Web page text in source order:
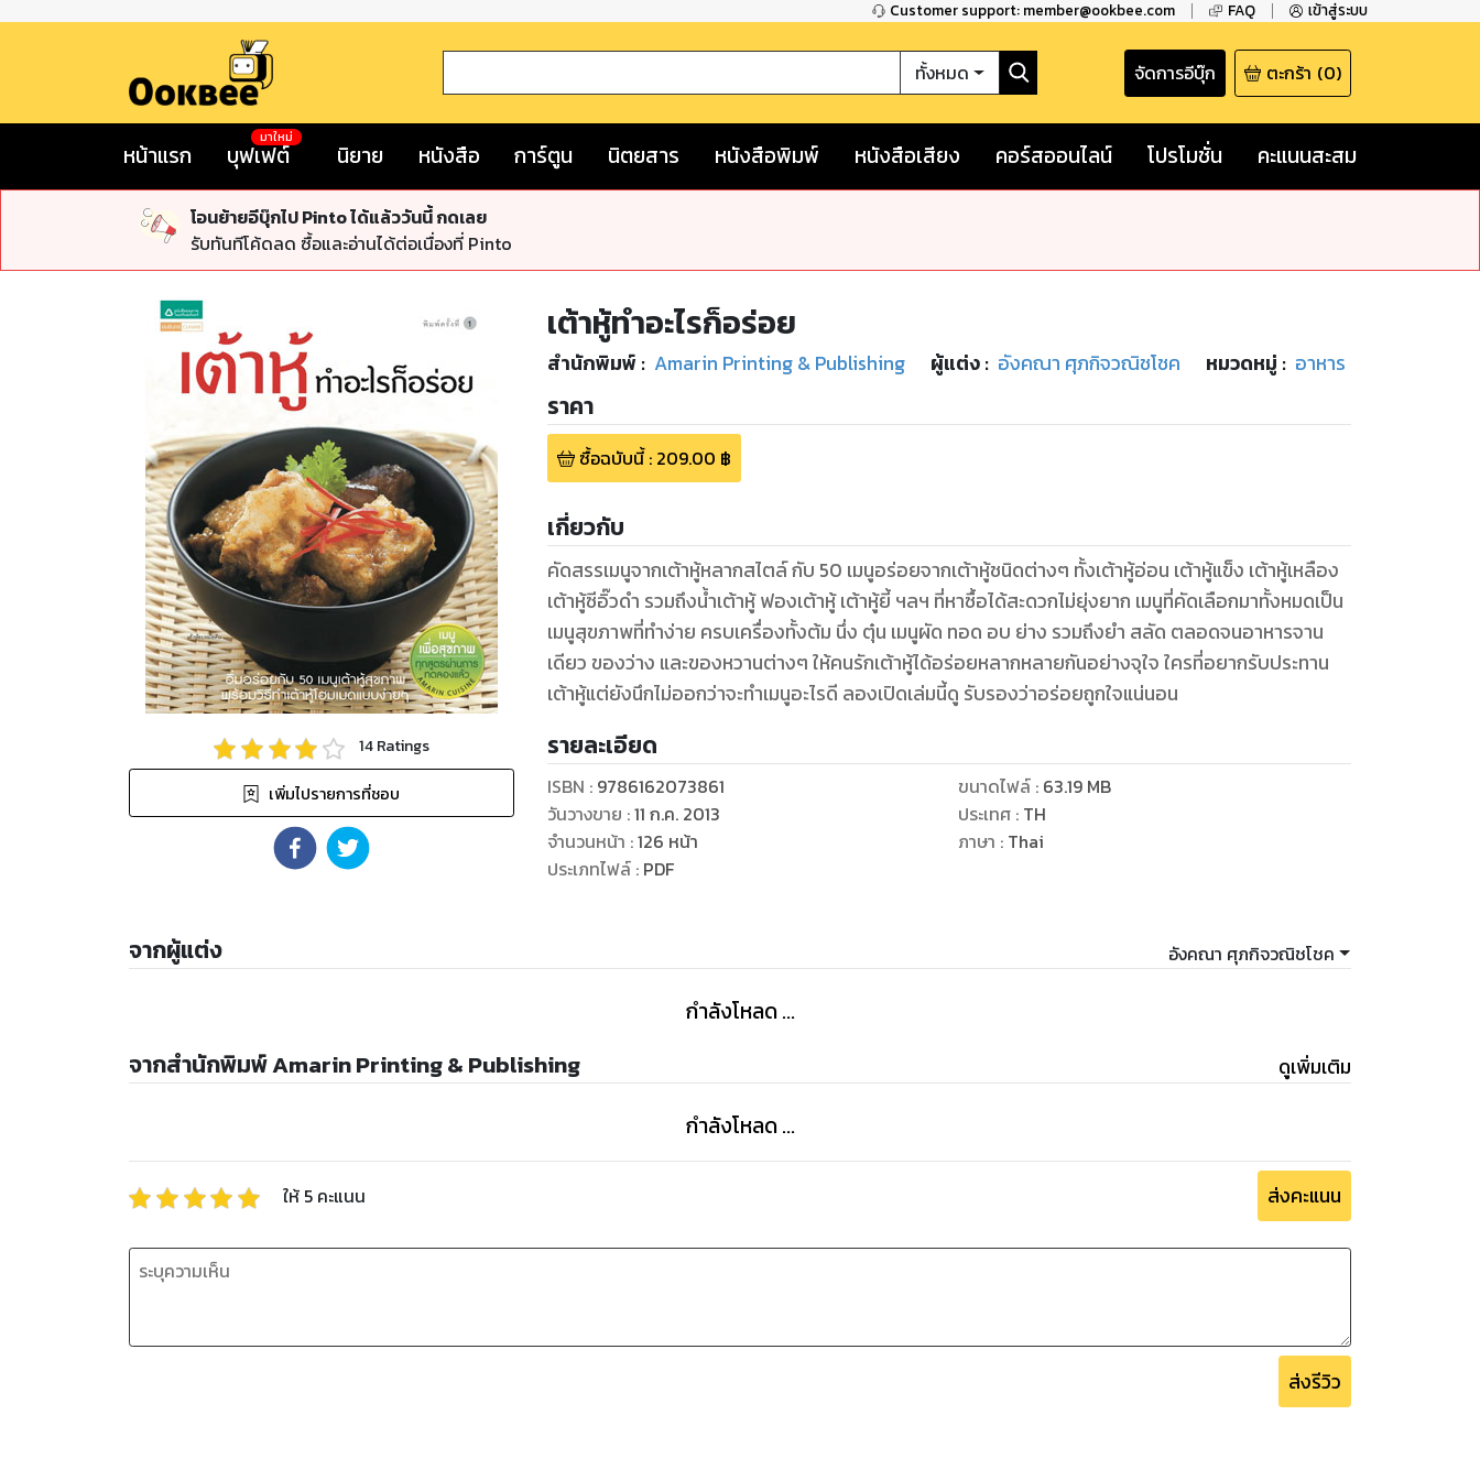
Customer support: member@ookbee.com FAQ เข้าสู่ระบบ
ทั้งหมด จัดการอีบุ๊ก ตะกร้า (0)
หน้าแรก บุฟเฟต์
มาใหม่
นิยาย หนังสือ การ์ตูน นิตยสาร หนังสือพิมพ์ หนังสือเสียง คอร์สออนไลน์ โปรโมชั่น คะแนนสะสม
โอนย้ายอีบุ๊กไป Pinto ได้แล้ววันนี้ กดเลย
รับทันทีโค้ดลด ซื้อและอ่านได้ต่อเนื่องที่ Pinto
14Ratings
เพิ่มไปรายการที่ชอบ
เต้าหู้ทำอะไรก็อร่อย
สำนักพิมพ์ : Amarin Printing & Publishing ผู้แต่ง : อังคณา ศุภกิจวณิชโชค หมวดหมู่ : อาหาร
ราคา
ซื้อฉบับนี้: 209.00 ฿
เกี่ยวกับ
คัดสรรเมนูจากเต้าหู้หลากสไตล์ กับ 50 เมนูอร่อยจากเต้าหู้ชนิดต่างๆ ทั้งเต้าหู้อ่อน เต้าหู้แข็ง เต้าหู้เหลือง
เต้าหู้ซีอิ๊วดำ รวมถึงน้ำเต้าหู้ ฟองเต้าหู้ เต้าหู้ยี้ ฯลฯ ที่หาซื้อได้สะดวกไม่ยุ่งยาก เมนูที่คัดเลือกมาทั้งหมดเป็น
เมนูสุขภาพที่ทำง่าย ครบเครื่องทั้งต้ม นึ่ง ตุ๋น เมนูผัด ทอด อบ ย่าง รวมถึงยำ สลัด ตลอดจนอาหารจาน
เดียว ของว่าง และของหวานต่างๆ ให้คนรักเต้าหู้ได้อร่อยหลากหลายกันอย่างจุใจ ใครที่อยากรับประทาน
เต้าหู้แต่ยังนึกไม่ออกว่าจะทำเมนูอะไรดี ลองเปิดเล่มนี้ดู รับรองว่าอร่อยถูกใจแน่นอน
รายละเอียด
ISBN : 9786162073861
วันวางขาย :11 ก.ค. 2013
จำนวนหน้า :126 หน้า
ประเภทไฟล์: PDF
ขนาดไฟล์: 63.19 MB
ประเทศ : TH
ภาษา : Thai
จากผู้แต่ง อังคณา ศุภกิจวณิชโชค
กำลังโหลด ...
จากสำนักพิมพ์ Amarin Printing & Publishing ดูเพิ่มเติม
กำลังโหลด ...
ให้ 5 คะแนน ส่งคะแนน
ส่งรีวิว